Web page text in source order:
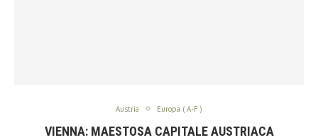
Austria Europa ( A-F )
VIENNA: MAESTOSA CAPITALE AUSTRIACA